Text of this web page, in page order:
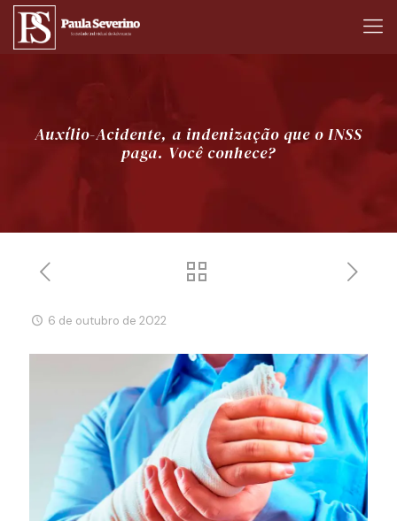
Auxílio-Acidente, a indenização que o INSS
paga. Você conhece?
6 de outubro de 2022